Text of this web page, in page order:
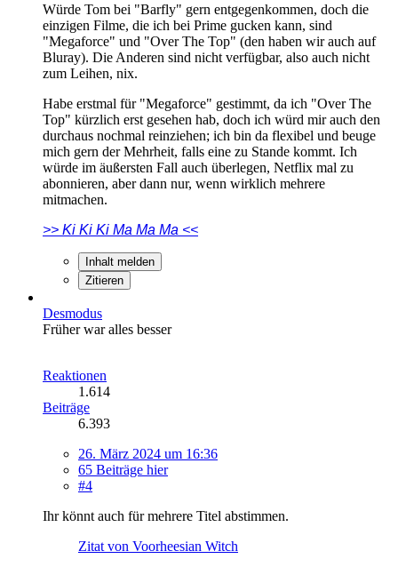
Würde Tom bei "Barfly" gern entgegenkommen, doch die
einzigen Filme, die ich bei Prime gucken kann, sind
"Megaforce" und "Over The Top" (den haben wir auch auf
Bluray). Die Anderen sind nicht verfügbar, also auch nicht
zum Leihen, nix.
Habe erstmal für "Megaforce" gestimmt, da ich "Over The
Top" kürzlich erst gesehen hab, doch ich würd mir auch den
durchaus nochmal reinziehen; ich bin da flexibel und beuge
mich gern der Mehrheit, falls eine zu Stande kommt. Ich
würde im äußersten Fall auch überlegen, Netflix mal zu
abonnieren, aber dann nur, wenn wirklich mehrere
mitmachen.
>> Ki Ki Ki Ma Ma Ma <<
Inhalt melden
Zitieren
Desmodus
Früher war alles besser
Reaktionen
1.614
Beiträge
6.393
26. März 2024 um 16:36
65 Beiträge hier
#4
Ihr könnt auch für mehrere Titel abstimmen.
Zitat von Voorheesian Witch